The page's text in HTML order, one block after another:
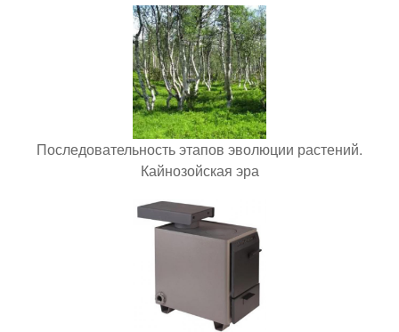
Последовательность этапов эволюции растений.
Кайнозойская эра